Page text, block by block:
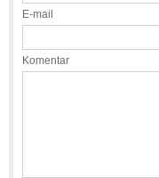
E-mail
Komentar